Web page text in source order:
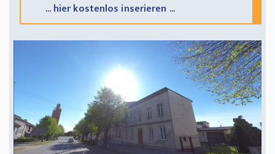
... hier kostenlos inserieren ...